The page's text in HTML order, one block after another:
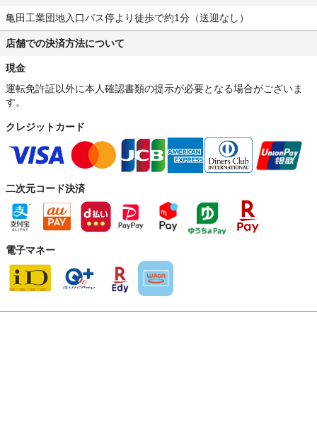
亀田工業団地入口バス停より徒歩で約1分（送迎なし）
店舗での決済方法について
現金
運転免許証以外に本人確認書類の提示が必要となる場合がございま
す。
クレジットカード
二次元コード決済
電子マネー